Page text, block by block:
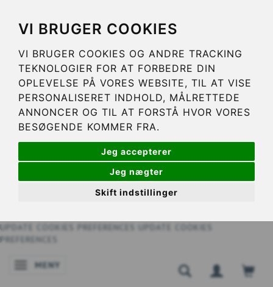
VI BRUGER COOKIES
VI BRUGER COOKIES OG ANDRE TRACKING
TEKNOLOGIER FOR AT FORBEDRE DIN
OPLEVELSE PÅ VORES WEBSITE, TIL AT VISE
PERSONALISERET INDHOLD, MÅLRETTEDE
ANNONCER OG TIL AT FORSTÅ HVOR VORES
BESØGENDE KOMMER FRA.
Jeg accepterer
Jeg nægter
Skift indstillinger
UPDATE COOKIES PREFERENCES
UPDATE COOKIES
PREFERENCES
ÄNDRA NAVIGERING
MENY